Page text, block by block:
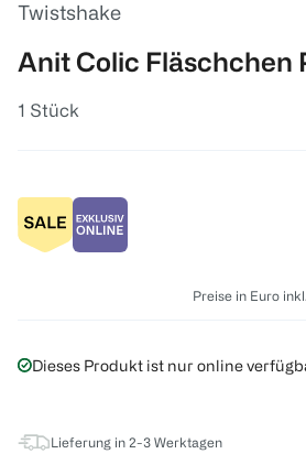
Twistshake
Anit Colic Fläschchen
1 Stück
Preise in Euro
Dieses Produkt ist nur online
Lieferung in 2-3 Werktagen